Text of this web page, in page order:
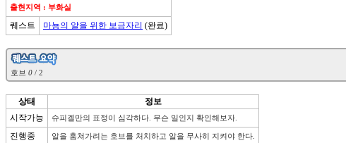
출현지역 : 부화실
퀘스트 마뇽의 알을 위한 보금자리 (완료)
호브 0
상태
정보
시작가능
슈피겔만의 표정이 심각하다. 무슨 일인지 확인해보자.
진행중 알을 훔쳐가려는 호브를 처치하고 알을 무사히 지켜야 한다.